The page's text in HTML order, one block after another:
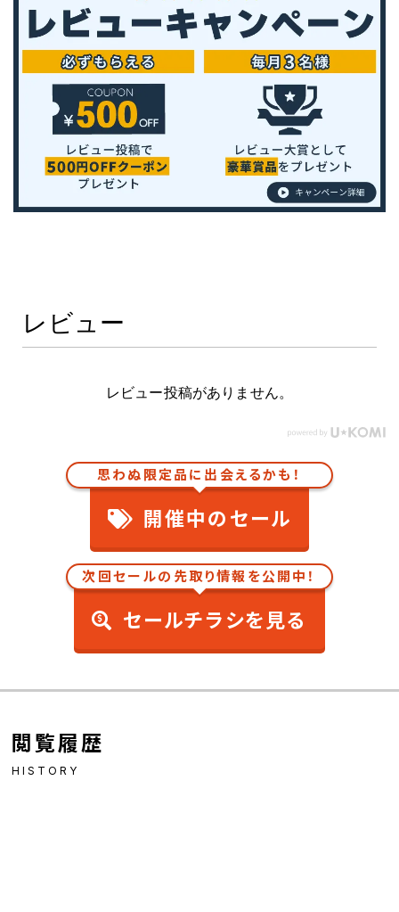
レビュー
レビュー投稿がありません。
思わぬ限定品に出会えるかも！
開催中のセール
次回セールの先取り情報を公開中！
セールチラシを見る
閲覧履歴
HISTORY